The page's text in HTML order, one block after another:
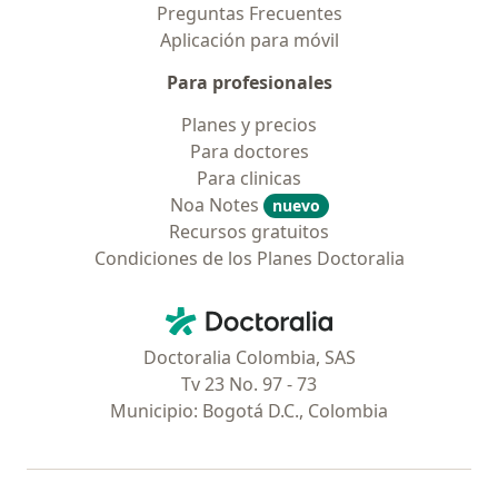
Preguntas Frecuentes
Aplicación para móvil
Para profesionales
Planes y precios
Para doctores
Para clinicas
Noa Notes
nuevo
Recursos gratuitos
Condiciones de los Planes Doctoralia
Doctoralia - Página de inicio
Doctoralia Colombia, SAS
Tv 23 No. 97 - 73
Municipio: Bogotá D.C., Colombia